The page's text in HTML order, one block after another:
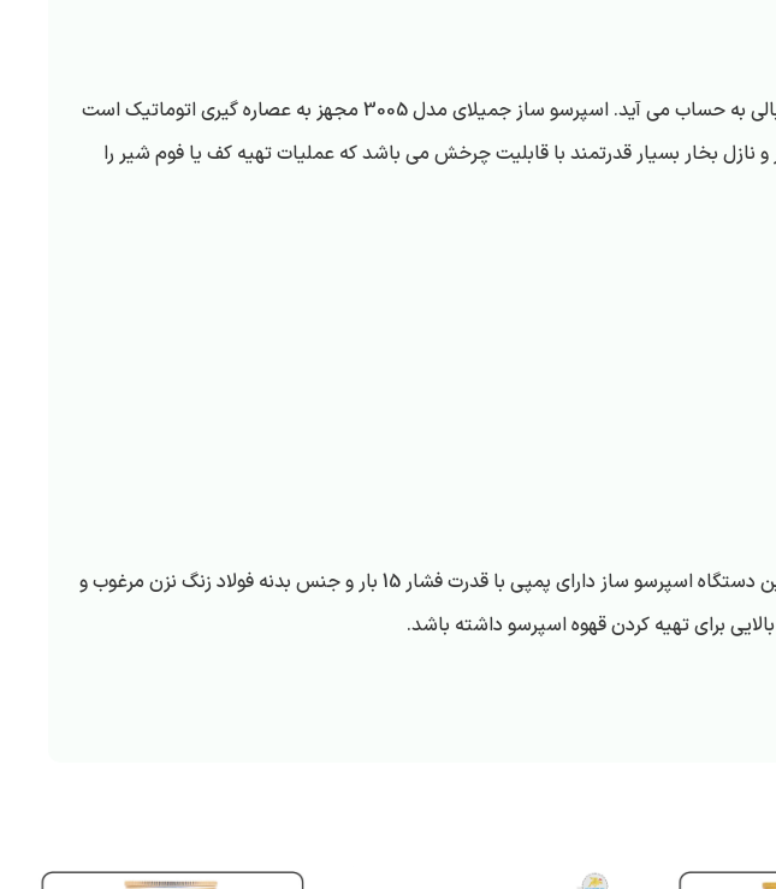
یک اسپرسو ساز پر قدرت با توان بالا و فشار بخار 15 بار می باشد که یکی از بهترین دستگاه های برند جیمبالی به حساب می آید. اسپرسو ساز جمیلای مدل 3005 مجهز به عصاره گیری اتوماتیک است
به صورت دستی را نیز دارد. این اسپرسو ساز مجهز به یک پرتافلتر با قطر 58 میلی متر و نازل بخار بسیار قدرتمند با قابلیت چرخش می باشد که عملیات تهیه کف یا فوم شیر را
از اسپرسو ساز جیمیلای 3005 می توان برای مکان هایی از جمله مصارف خانگی، کافه ها مناسب است. این دستگاه اسپرسو ساز دارای پمپی با قدرت فشار 15 بار و جنس بدنه فولاد زنگ نزن مرغوب و